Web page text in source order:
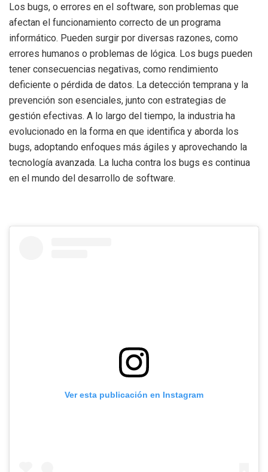
Los bugs, o errores en el software, son problemas que
afectan el funcionamiento correcto de un programa
informático. Pueden surgir por diversas razones, como
errores humanos o problemas de lógica. Los bugs pueden
tener consecuencias negativas, como rendimiento
deficiente o pérdida de datos. La detección temprana y la
prevención son esenciales, junto con estrategias de
gestión efectivas. A lo largo del tiempo, la industria ha
evolucionado en la forma en que identifica y aborda los
bugs, adoptando enfoques más ágiles y aprovechando la
tecnología avanzada. La lucha contra los bugs es continua
en el mundo del desarrollo de software.
Ver esta publicación en Instagram